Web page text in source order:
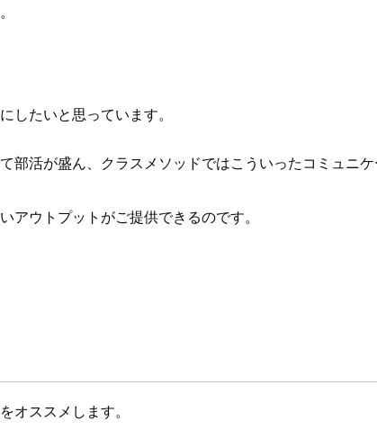
たいと思っています。
活が盛ん、クラスメソッドではこういったコミュニ
ウトプットがご提供できるのです。
オススメします。